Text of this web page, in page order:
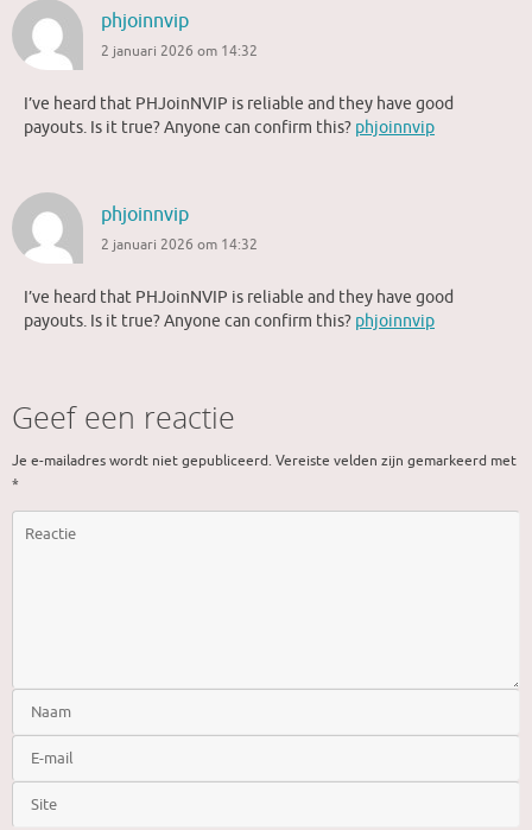
phjoinnvip
2 januari 2026 om 14:32
I’ve heard that PHJoinNVIP is reliable and they have good
payouts. Is it true? Anyone can confirm this? phjoinnvip
phjoinnvip
2 januari 2026 om 14:32
I’ve heard that PHJoinNVIP is reliable and they have good
payouts. Is it true? Anyone can confirm this? phjoinnvip
Geef een reactie
Je e-mailadres wordt niet gepubliceerd. Vereiste velden zijn gemarkeerd met
*